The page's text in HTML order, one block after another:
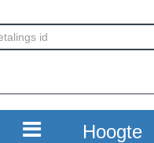
Hoogte